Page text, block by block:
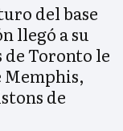
del base
llegó a su
de Toronto le
Memphis,
de